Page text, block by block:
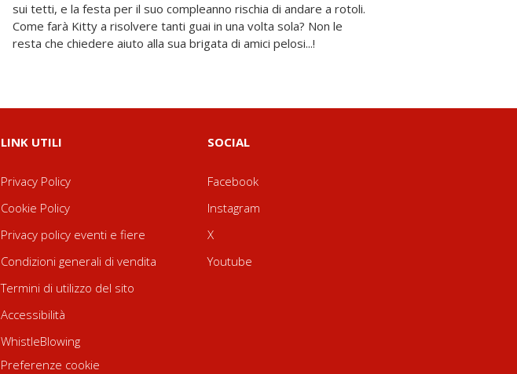
resta che chiedere aiuto alla sua brigata di amici pelosi...!
LINK UTILI
Privacy Policy
Cookie Policy
Privacy policy eventi e fiere
Condizioni generali di vendita
Termini di utilizzo del sito
Accessibilità
WhistleBlowing
Preferenze cookie
SOCIAL
Facebook
Instagram
X
Youtube